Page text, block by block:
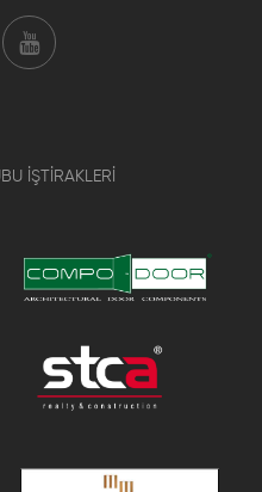
İŞTİRAKLERİ